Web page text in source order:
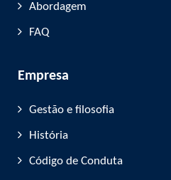
Abordagem
FAQ
Empresa
Gestão e filosofia
História
Código de Conduta